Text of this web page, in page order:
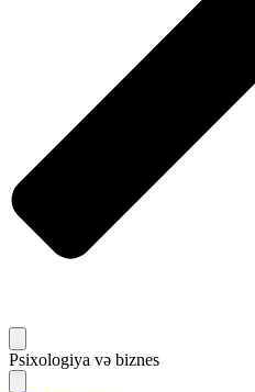
Psixologiya və biznes